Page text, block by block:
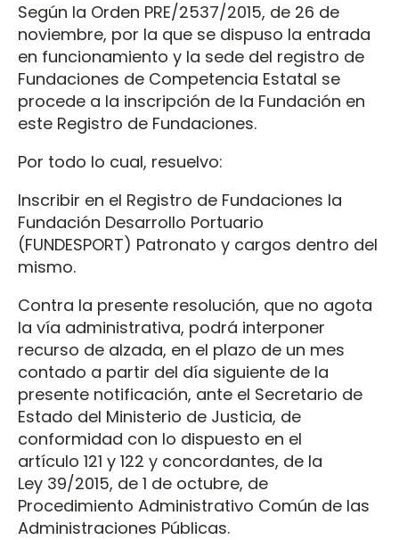
Según la Orden PRE/2537/2015, de 26 de
noviembre, por la que se dispuso la entrada
en funcionamiento y la sede del registro de
Fundaciones de Competencia Estatal se
procede a la inscripción de la Fundación en
este Registro de Fundaciones.
Por todo lo cual, resuelvo:
Inscribir en el Registro de Fundaciones la
Fundación Desarrollo Portuario
(FUNDESPORT) Patronato y cargos dentro del
mismo.
Contra la presente resolución, que no agota
la vía administrativa, podrá interponer
recurso de alzada, en el plazo de un mes
contado a partir del día siguiente de la
presente notificación, ante el Secretario de
Estado del Ministerio de Justicia, de
conformidad con lo dispuesto en el
artículo 121 y 122 y concordantes, de la
Ley 39/2015, de 1 de octubre, de
Procedimiento Administrativo Común de las
Administraciones Públicas.